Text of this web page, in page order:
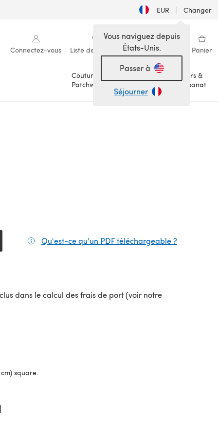
EUR | Changer
Connectez-vous Liste de souhaits Ma bibliothèque Panier
Couture &
Patchwork
Loisirs &
Artisanat
Vous naviguez depuis
États-Unis.
Passer à
Séjourner
Qu'est-ce qu'un PDF téléchargeable ?
dans le calcul des frais de port (voir notre
onglet)
square.